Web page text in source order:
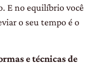
E no equilíbrio você
o seu tempo é o
e técnicas de